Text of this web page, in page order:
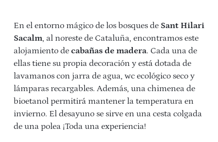
En el entorno mágico de los bosques de Sant Hilari
Sacalm, al noreste de Cataluña, encontramos este
alojamiento de cabañas de madera. Cada una de
ellas tiene su propia decoración y está dotada de
lavamanos con jarra de agua, wc ecológico seco y
lámparas recargables. Además, una chimenea de
bioetanol permitirá mantener la temperatura en
invierno. El desayuno se sirve en una cesta colgada
de una polea ¡Toda una experiencia!